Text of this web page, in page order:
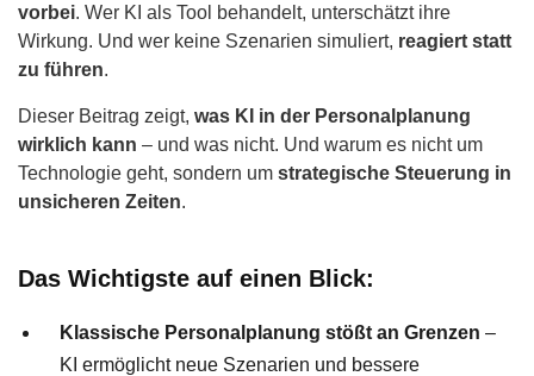
vorbei. Wer KI als Tool behandelt, unterschätzt ihre
Wirkung. Und wer keine Szenarien simuliert, reagiert statt
zu führen.
Dieser Beitrag zeigt, was KI in der Personalplanung
wirklich kann – und was nicht. Und warum es nicht um
Technologie geht, sondern um strategische Steuerung in
unsicheren Zeiten.
Das Wichtigste auf einen Blick:
Klassische Personalplanung stößt an Grenzen –
KI ermöglicht neue Szenarien und bessere